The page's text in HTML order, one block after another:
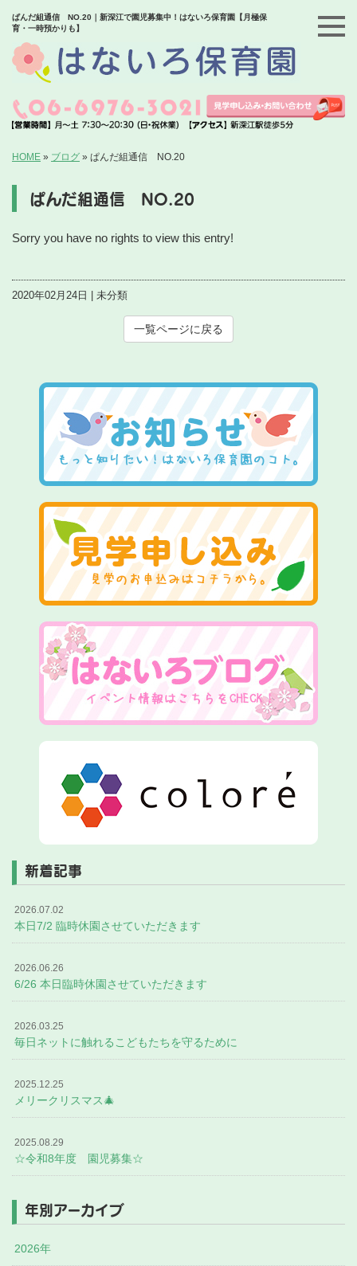
ぱんだ組通信 NO.20｜新深江で園児募集中！はないろ保育園【月極保
育・一時預かりも】
HOME » ブログ » ぱんだ組通信 NO.20
ぱんだ組通信 NO.20
Sorry you have no rights to view this entry!
2020年02月24日 | 未分類
一覧ページに戻る
新着記事
2026.07.02
本日7/2 臨時休園させていただきます
2026.06.26
6/26 本日臨時休園させていただきます
2026.03.25
毎日ネットに触れるこどもたちを守るために
2025.12.25
メリークリスマス🎄
2025.08.29
☆令和8年度 園児募集☆
年別アーカイブ
2026年